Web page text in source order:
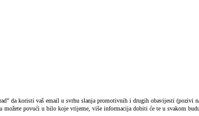
da koristi vaš email u svrhu slanja promotivnih i drugih obavijesti
povući u bilo koje vrijeme, više informacija dobiti će te u svakom